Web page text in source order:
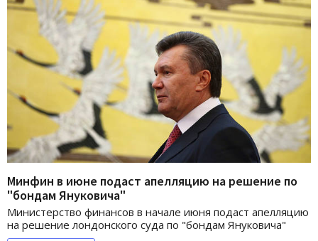
Минфин в июне подаст апелляцию на решение по
"бондам Януковича"
Министерство финансов в начале июня подаст апелляцию
на решение лондонского суда по "бондам Януковича"